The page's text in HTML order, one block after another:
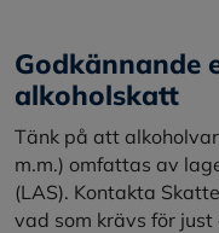
Godkännande
alkoholskatt
Tänk på att
m.m.) omfattas av
(LAS). Kontakta
vad som krävs för